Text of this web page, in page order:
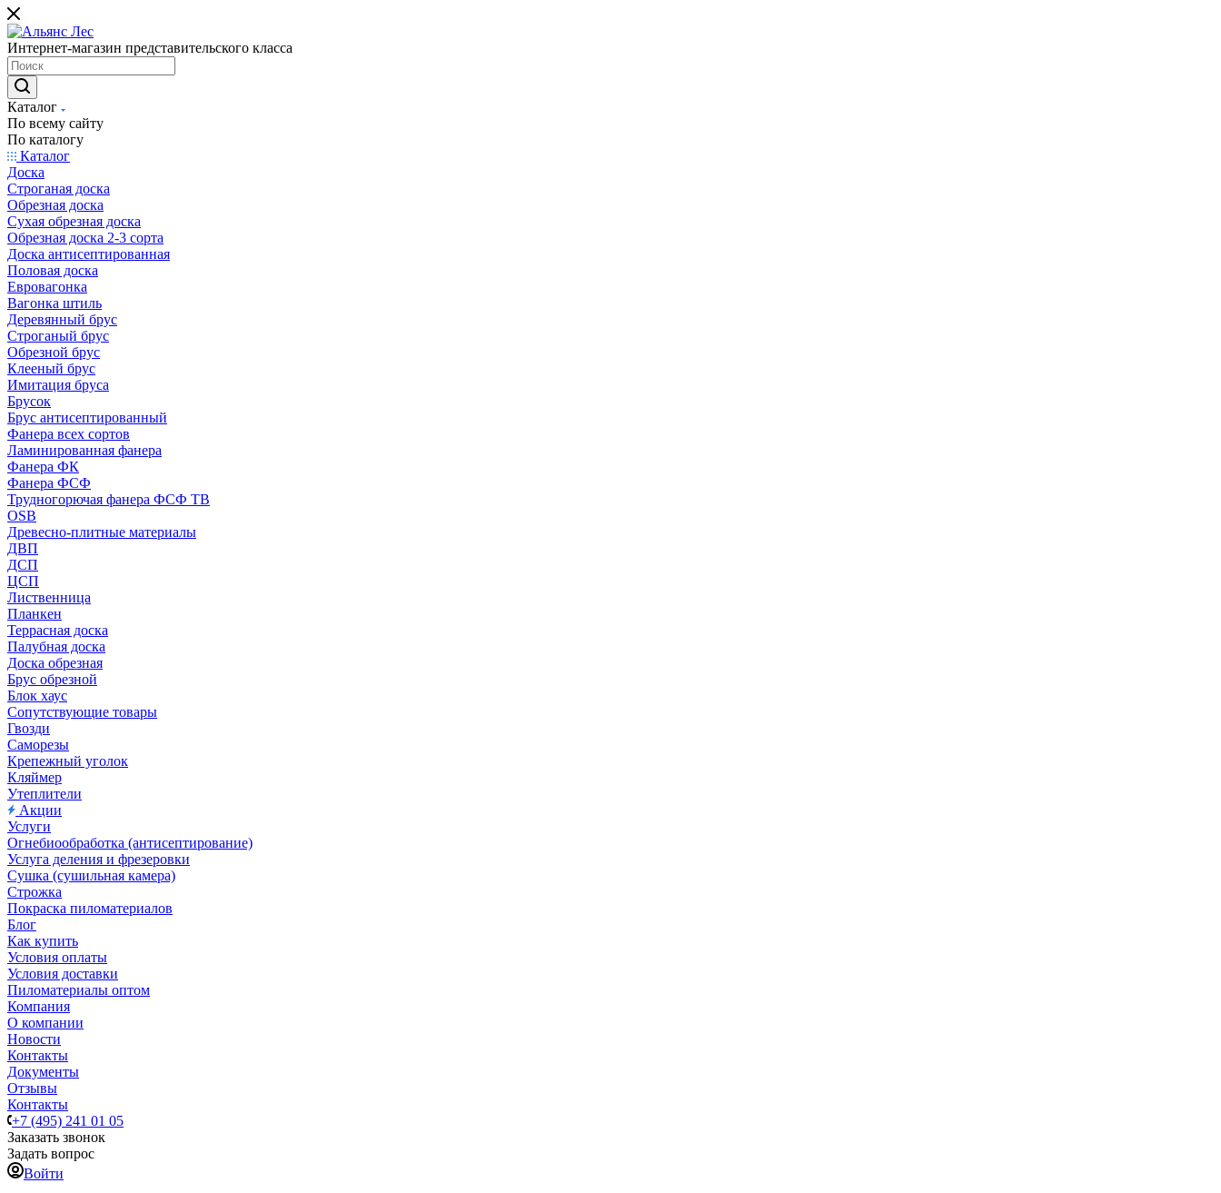
Интернет-магазин представительского класса
Каталог
По всему сайту
По каталогу
Каталог
Доска
Строганая доска
Обрезная доска
Сухая обрезная доска
Обрезная доска 2-3 сорта
Доска антисептированная
Половая доска
Евровагонка
Вагонка штиль
Деревянный брус
Строганый брус
Обрезной брус
Клееный брус
Имитация бруса
Брусок
Брус антисептированный
Фанера всех сортов
Ламинированная фанера
Фанера ФК
Фанера ФСФ
Трудногорючая фанера ФСФ ТВ
OSB
Древесно-плитные материалы
ДВП
ДСП
ЦСП
Лиственница
Планкен
Террасная доска
Палубная доска
Доска обрезная
Брус обрезной
Блок хаус
Сопутствующие товары
Гвозди
Саморезы
Крепежный уголок
Кляймер
Утеплители
Акции
Услуги
Огнебиообработка (антисептирование)
Услуга деления и фрезеровки
Сушка (сушильная камера)
Строжка
Покраска пиломатериалов
Блог
Как купить
Условия оплаты
Условия доставки
Пиломатериалы оптом
Компания
О компании
Новости
Контакты
Документы
Отзывы
Контакты
+7 (495) 241 01 05
Заказать звонок
Задать вопрос
Войти